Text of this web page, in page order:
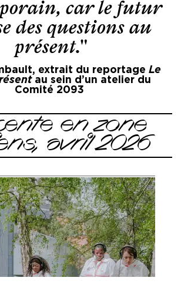
car le futur
des questions au
présent."
extrait du reportage Le
au sein d’un atelier du
Comité 2093
en zone
avril 2026